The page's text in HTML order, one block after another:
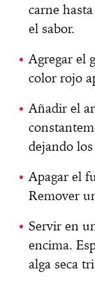
carne
el sabor.
Agregar el
color rojo
Añadir el
dejando
Apagar el
Remover
Servir en
encima.
alga seca